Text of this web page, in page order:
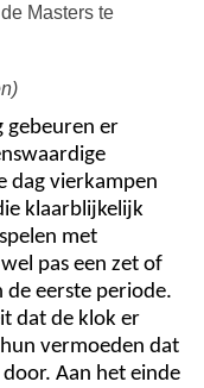
Masters te
gebeuren er
dag vierkampen
klaarblijkelijk
met
pas een zet of
eerste periode.
dat de klok er
vermoeden dat
Aan het einde